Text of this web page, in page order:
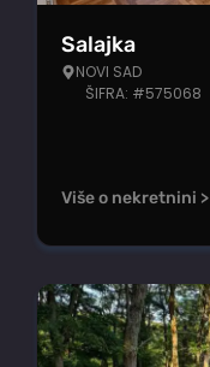
Salajka
NOVI SAD
ŠIFRA: #575068
Više o nekretnini >